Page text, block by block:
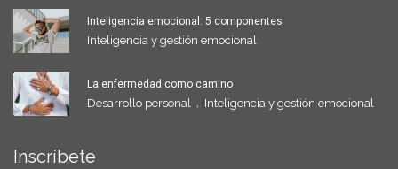
Inteligencia emocional: 5 componentes
Inteligencia y gestión emocional
La enfermedad como camino
Desarrollo personal , Inteligencia y gestión emocional
Inscríbete